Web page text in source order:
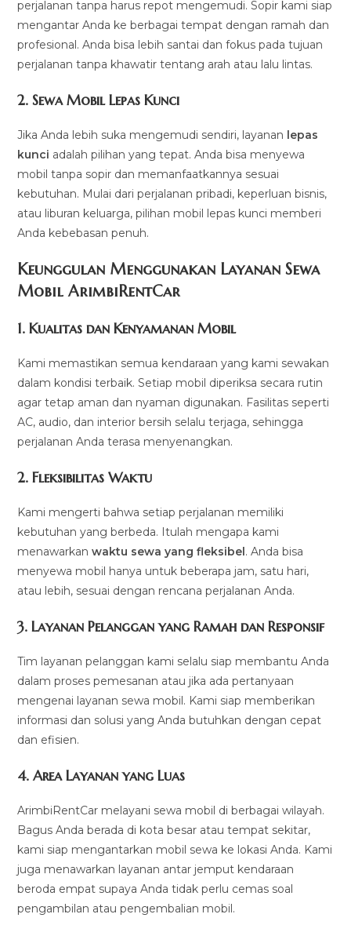
perjalanan tanpa harus repot mengemudi. Sopir kami siap
mengantar Anda ke berbagai tempat dengan ramah dan
profesional. Anda bisa lebih santai dan fokus pada tujuan
perjalanan tanpa khawatir tentang arah atau lalu lintas.
2.Sewa Mobil Lepas Kunci
Jika Anda lebih suka mengemudi sendiri, layanan lepas
kunci adalah pilihan yang tepat. Anda bisa menyewa
mobil tanpa sopir dan memanfaatkannya sesuai
kebutuhan. Mulai dari perjalanan pribadi, keperluan bisnis,
atau liburan keluarga, pilihan mobil lepas kunci memberi
Anda kebebasan penuh.
Keunggulan Menggunakan Layanan Sewa
Mobil ArimbiRentCar
1.Kualitas dan Kenyamanan Mobil
Kami memastikan semua kendaraan yang kami sewakan
dalam kondisi terbaik. Setiap mobil diperiksa secara rutin
agar tetap aman dan nyaman digunakan. Fasilitas seperti
AC, audio, dan interior bersih selalu terjaga, sehingga
perjalanan Anda terasa menyenangkan.
2.Fleksibilitas Waktu
Kami mengerti bahwa setiap perjalanan memiliki
kebutuhan yang berbeda. Itulah mengapa kami
menawarkanwaktu sewa yang fleksibel. Anda bisa
menyewa mobil hanya untuk beberapa jam, satu hari,
atau lebih, sesuai dengan rencana perjalanan Anda.
3.Layanan Pelanggan yang Ramah dan Responsif
Tim layanan pelanggan kami selalu siap membantu Anda
dalam proses pemesanan atau jika ada pertanyaan
mengenai layanan sewa mobil. Kami siap memberikan
informasi dan solusi yang Anda butuhkan dengan cepat
dan efisien.
4.Area Layanan yang Luas
ArimbiRentCar melayani sewa mobil di berbagai wilayah.
Bagus Anda berada di kota besar atau tempat sekitar,
kami siap mengantarkan mobil sewa ke lokasi Anda. Kami
juga menawarkan layanan antar jemput kendaraan
beroda empat supaya Anda tidak perlu cemas soal
pengambilan atau pengembalian mobil.